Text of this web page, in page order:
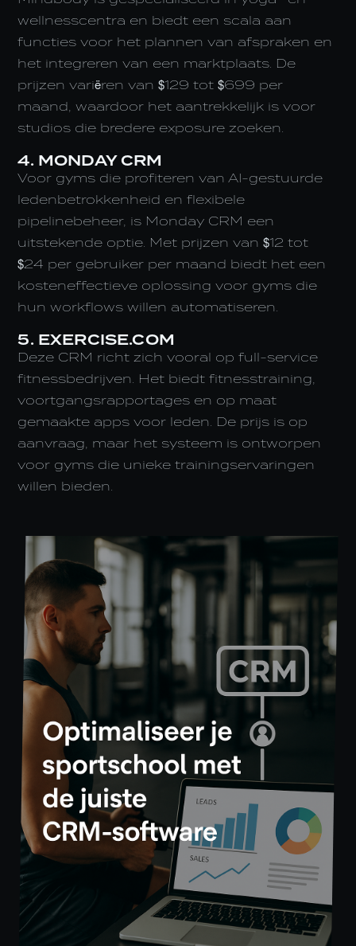
wellnesscentra en biedt een scala aan
functies voor het plannen van afspraken en
het integreren van een marktplaats. De
prijzen variëren van $129 tot $699 per
maand, waardoor het aantrekkelijk is voor
studios die bredere exposure zoeken.
4. MONDAY CRM
Voor gyms die profiteren van AI-gestuurde
ledenbetrokkenheid en flexibele
pipelinebeheer, is Monday CRM een
uitstekende optie. Met prijzen van $12 tot
$24 per gebruiker per maand biedt het een
kosteneffectieve oplossing voor gyms die
hun workflows willen automatiseren.
5. EXERCISE.COM
Deze CRM richt zich vooral op full-service
fitnessbedrijven. Het biedt fitnesstraining,
voortgangsrapportages en op maat
gemaakte apps voor leden. De prijs is op
aanvraag, maar het systeem is ontworpen
voor gyms die unieke trainingservaringen
willen bieden.